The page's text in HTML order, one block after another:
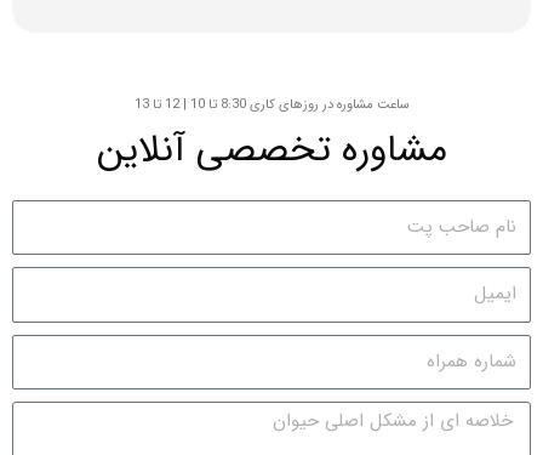
ساعت مشاوره در روزهای کاری 8:30 تا 10 | 12 تا 13
مشاوره تخصصی آنلاین